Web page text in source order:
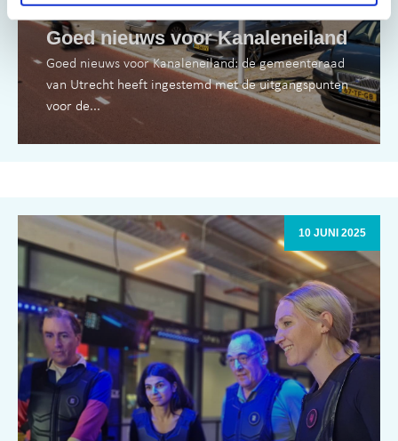
Goed nieuws voor Kanaleneiland
Goed nieuws voor Kanaleneiland: de gemeenteraad
van Utrecht heeft ingestemd met de uitgangspunten
voor de...
10 JUNI 2025